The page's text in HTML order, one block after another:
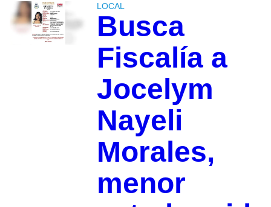
LOCAL
Busca
Fiscalía a
Jocelym
Nayeli
Morales,
menor